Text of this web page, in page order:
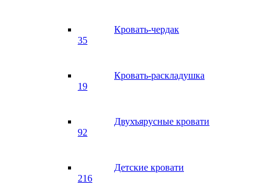
Кровать-чердак
35
Кровать-раскладушка
19
Двухъярусные кровати
92
Детские кровати
216